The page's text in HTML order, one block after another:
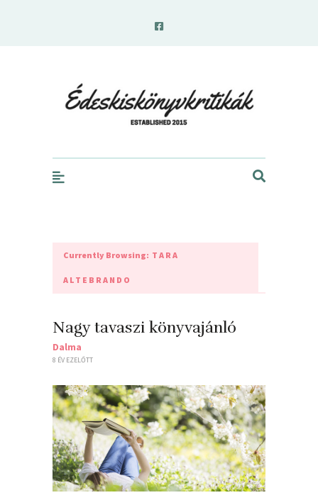
Currently Browsing: TARA
ALTEBRANDO
Nagy tavaszi könyvajánló
Dalma
8 ÉV EZELŐTT